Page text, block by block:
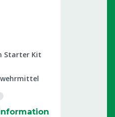
Starter Kit